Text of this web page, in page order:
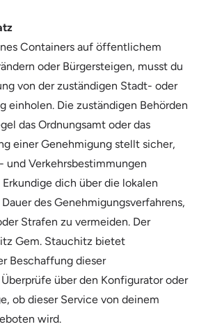
Containers auf öffentlichem
oder Bürgersteigen, musst du
von der zuständigen Stadt- oder
einholen. Die zuständigen Behörden
das Ordnungsamt oder das
einer Genehmigung stellt sicher,
und Verkehrsbestimmungen
dich über die lokalen
des Genehmigungsverfahrens,
Strafen zu vermeiden. Der
Gem. Stauchitz bietet
Beschaffung dieser
über den Konfigurator oder
ob dieser Service von deinem
wird.